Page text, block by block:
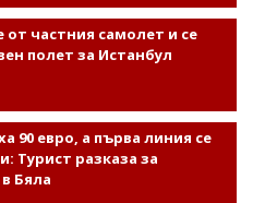
от частния самолет и се
полет за Истанбул
90 евро, а първа линия се
Турист разказа за
Бяла